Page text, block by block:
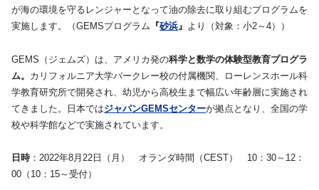
が海の環境を守るレンジャーとなって油の除去に取り組むプログラムを
実施します。（GEMSプログラム 『砂浜』 より（対象：小2～4））
GEMS（ジェムズ）は、アメリカ発の科学と数学の体験型教育プログラ
ム。 カリフォルニア大学バークレー校の付属機関、ローレンスホール科
学教育研究所で開発され、幼児から高校生まで幅広い年齢層に実施され
てきました。日本ではジャパンGEMSセンターが拠点となり、全国の学
校や科学館などで実施されています。
日時 ：2022年8月22日（月） オランダ時間（CEST） 10：30～12：
00（10：15～受付）